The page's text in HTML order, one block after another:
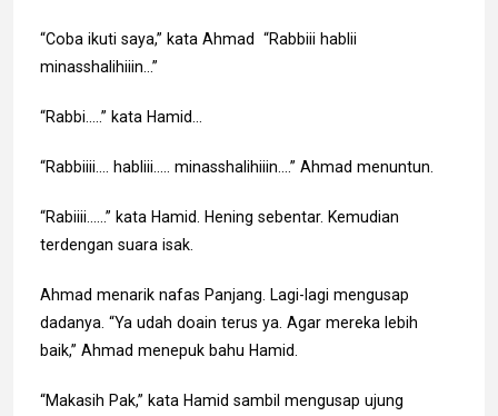
“Coba ikuti saya,” kata Ahmad “Rabbiii hablii
minasshalihiiin…”
“Rabbi…..” kata Hamid…
“Rabbiiii…. habliii….. minasshalihiiin….” Ahmad menuntun.
“Rabiiii……” kata Hamid. Hening sebentar. Kemudian
terdengan suara isak.
Ahmad menarik nafas Panjang. Lagi-lagi mengusap
dadanya. “Ya udah doain terus ya. Agar mereka lebih
baik,” Ahmad menepuk bahu Hamid.
“Makasih Pak,” kata Hamid sambil mengusap ujung